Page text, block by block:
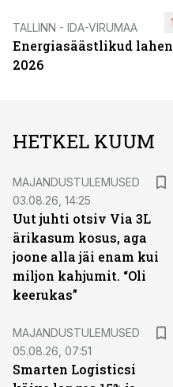
TALLINN - IDA-VIRUMAA
Energiasäästlikud
2026
HETKEL KUUM
MAJANDUSTULEMUSED
03.08.26, 14:25
Uut juhti otsiv Via 3L
ärikasum kosus, aga
joone alla jäi enam kui
miljon kahjumit. “Oli
keerukas”
MAJANDUSTULEMUSED
05.08.26, 07:51
Smarten Logisticsi